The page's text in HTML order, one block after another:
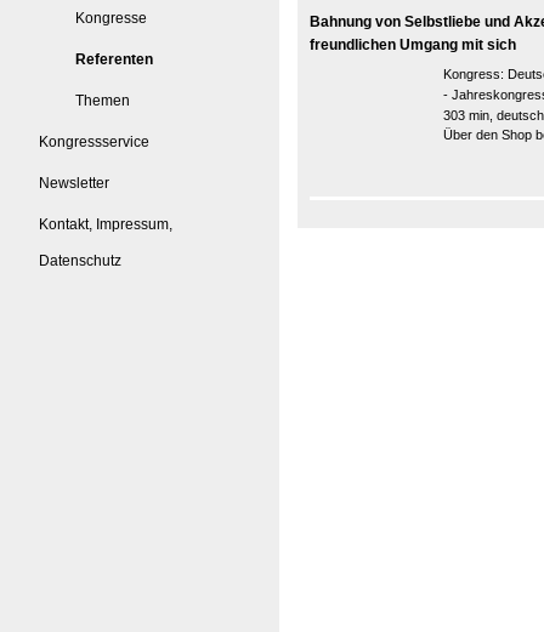
Kongresse
Referenten
Themen
Kongressservice
Newsletter
Kontakt, Impressum,
Datenschutz
Bahnung von Selbstliebe und
freundlichen Umgang mit sich
Kongress:
-
303 min, deutsch
Über den Shop